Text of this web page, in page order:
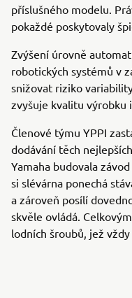
příslušného modelu.
pokaždé poskytovaly
Zvýšení úrovně
robotických systémů v
snižovat riziko
zvyšuje kvalitu výrobku
Členové týmu YPPI
dodávání těch
Yamaha budovala
si slévárna ponechá
a zároveň posílí
skvěle ovládá.
lodních šroubů, jež